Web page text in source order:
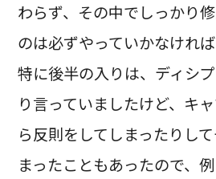
わらず、その中でしっかり
のは必ずやっていかなければ
特に後半の入りは、ディシ
り言っていましたけど、キ
ら反則をしてしまったりし
まったこともあったので、